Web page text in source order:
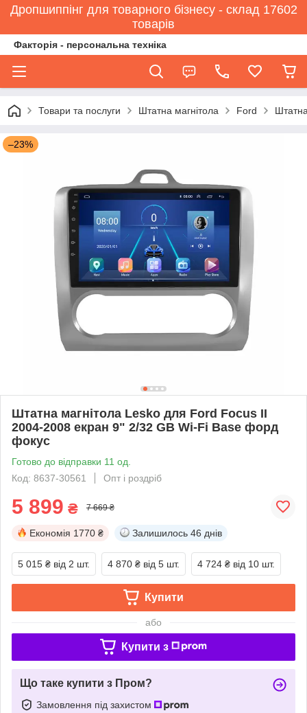
Дропшиппінг для товарного бізнесу - склад 17602
товарів
Факторія - персональна техніка
Товари та послуги Штатна магнітола Ford
–23%
Штатна магнітола Lesko для Ford Focus II
2004-2008 екран 9" 2/32 GB Wi-Fi Base форд
фокус
Готово до відправки 11 од.
Код: 8637-30561
Опт і роздріб
5 899 ₴ 7 669 ₴
Економія 1770 ₴ Залишилось 46 днів
5 015 ₴ від 2 шт. 4 870 ₴ від 5 шт. 4 724 ₴ від 10 шт.
Купити
або
Купити з
Що таке купити з Пром?
Замовлення під захистом